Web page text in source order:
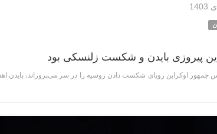
پیروزی بایدن و شکست زلنسکی بود
جمهور اوکراین رویای شکست دادن روسیه را در سر می‌پروراند، بایدن